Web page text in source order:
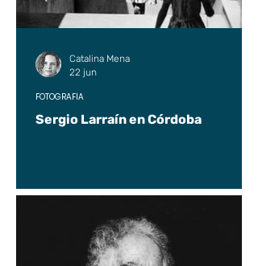
Sergio Larraín en Córdoba
FOTOGRAFÍA
Catalina Mena
22 jun